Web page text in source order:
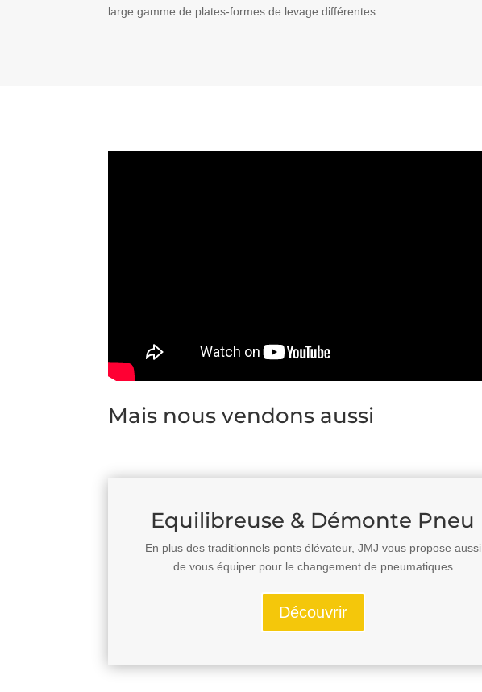
large gamme de plates-formes de levage différentes.
Mais nous vendons aussi
Equilibreuse & Démonte Pneu
En plus des traditionnels ponts élévateur, JMJ vous propose aussi
de vous équiper pour le changement de pneumatiques
Découvrir